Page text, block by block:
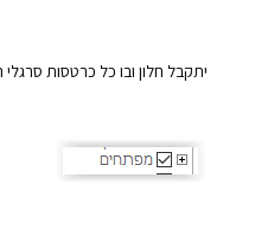
יתקבל חלון ובו כל כרטסות